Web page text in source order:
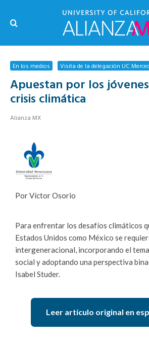
En los medios Visita de la delegación UC
Apuestan por los
crisis climática
Alianza MX
Por Víctor Osorio
Para enfrentar los desafíos climáticos
Estados Unidos como México se
intergeneracional, incorporando el
social y adoptando una perspectiva
Isabel Studer.
Leer artículo original en